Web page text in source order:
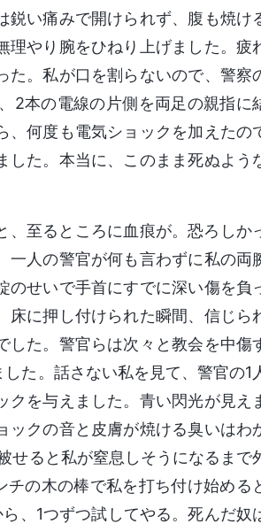
鋭い痛みで開けられず、腹も焼け
理やり腕をひねり上げました。疲
た。私が口を割らないので、警察
2本の電線の片側を両足の親指に
、何度も電気ショックを加えたの
した。本当に、このまま死ぬよう
、至るところに血痕が。恐ろしか
一人の警官が何も言わずに私の両
のせいで手首にすでに深い傷を負
床に押し付けられた瞬間、信じら
した。警官らは次々と教会を中傷
た。話さない私を見て、警官の1
を与えました。青い閃光が見え
ックの音と皮膚が焼ける臭いはわ
せると私が窒息しそうになるまで
の木の棒で私を打ち付け始める
、1つずつ試してやる。死んだ奴